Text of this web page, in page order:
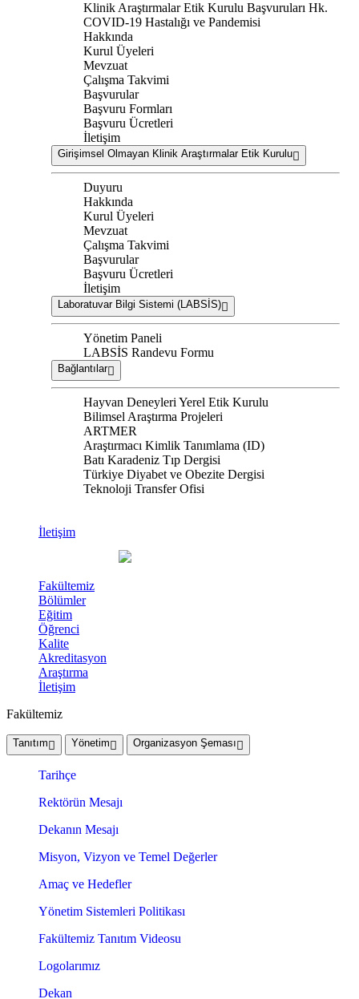
Klinik Araştırmalar Etik Kurulu Başvuruları Hk.
COVID-19 Hastalığı ve Pandemisi
Hakkında
Kurul Üyeleri
Mevzuat
Çalışma Takvimi
Başvurular
Başvuru Formları
Başvuru Ücretleri
İletişim
Girişimsel Olmayan Klinik Araştırmalar Etik Kurulu
Duyuru
Hakkında
Kurul Üyeleri
Mevzuat
Çalışma Takvimi
Başvurular
Başvuru Ücretleri
İletişim
Laboratuvar Bilgi Sistemi (LABSİS)
Yönetim Paneli
LABSİS Randevu Formu
Bağlantılar
Hayvan Deneyleri Yerel Etik Kurulu
Bilimsel Araştırma Projeleri
ARTMER
Araştırmacı Kimlik Tanımlama (ID)
Batı Karadeniz Tıp Dergisi
Türkiye Diyabet ve Obezite Dergisi
Teknoloji Transfer Ofisi
İletişim
Fakültemiz
Bölümler
Eğitim
Öğrenci
Kalite
Akreditasyon
Araştırma
İletişim
Fakültemiz
Tanıtım Yönetim Organizasyon Şeması
Tarihçe
Rektörün Mesajı
Dekanın Mesajı
Misyon, Vizyon ve Temel Değerler
Amaç ve Hedefler
Yönetim Sistemleri Politikası
Fakültemiz Tanıtım Videosu
Logolarımız
Dekan